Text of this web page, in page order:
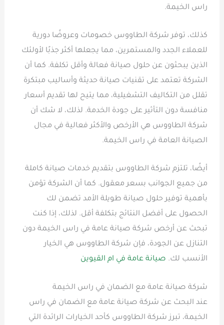
راس الخيمة.
كذلك، توفر شركة الطاووس خصومات وعروضًا دورية
للعملاء الجدد والمستمرين، مما يجعلها أكثر جذبًا لأولئك
الذين يبحثون عن حلول صيانة فعالة وأقل تكلفة. كما أن
الشركة تعتمد على تقنيات صيانة حديثة وأساليب مبتكرة
تقلل من التكاليف التشغيلية، مما يتيح لها تقديم أسعار
منافسة دون التأثير على جودة الخدمة. لذلك، لا شك أن
شركة الطاووس هي الأرخص والأكثر فعالية في مجال
الصيانة العامة في راس الخيمة.
أيضًا، تلتزم شركة الطاووس بتقديم خدمات صيانة كاملة
من جميع الجوانب بسعر معقول. كما أن الشركة تؤمن
بأهمية توفير حلول صيانة طويلة الأمد تضمن لك
الحصول على أفضل النتائج بتكلفة أقل. لذلك، إذا كنت
تبحث عن أرخص شركة صيانة عامة في راس الخيمة دون
التنازل عن الجودة، فإن شركة الطاووس هي الخيار
الأنسب لك. صيانة عامة في ام القيوين
شركة صيانة عامة مع الضمان في راس الخيمة
عند البحث عن شركة صيانة عامة مع الضمان في راس
الخيمة، تبرز شركة الطاووس كأحد الخيارات الرائدة التي